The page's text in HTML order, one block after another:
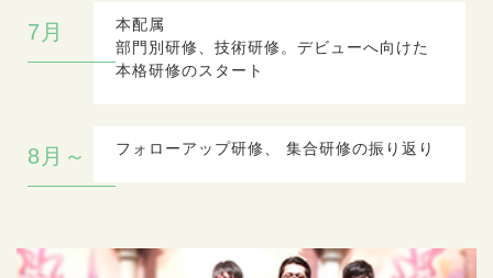
7月
本配属
部門別研修、技術研修。デビューへ向けた
本格研修のスタート
8月～ フォローアップ研修、 集合研修の振り返り